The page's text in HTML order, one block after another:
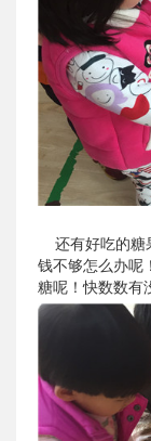
还有好吃的糖
钱不够怎么办呢
糖呢！快数数有